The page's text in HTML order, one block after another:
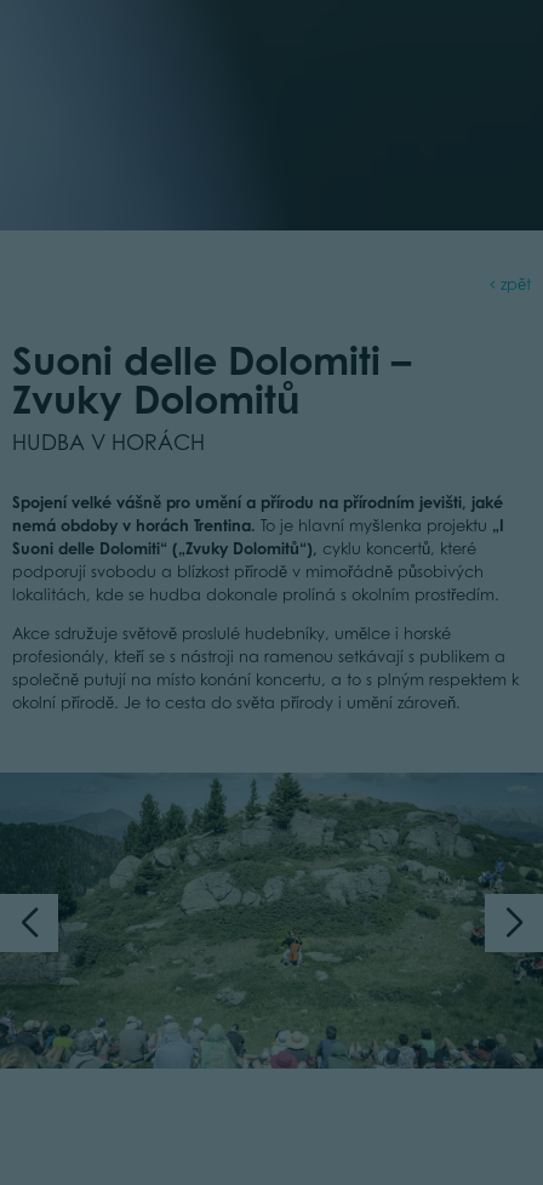
zpět
Suoni delle Dolomiti –
Zvuky Dolomitů
HUDBA V HORÁCH
Spojení velké vášně pro umění a přírodu na přírodním jevišti, jaké
nemá obdoby v horách Trentina. To je hlavní myšlenka projektu „I
Suoni delle Dolomiti“ („Zvuky Dolomitů“),
cyklu koncertů, které
podporují svobodu a blízkost přírodě v mimořádně působivých
lokalitách, kde se hudba dokonale prolíná s okolním prostředím.
Akce sdružuje světově proslulé hudebníky, umělce i horské
profesionály, kteří se s nástroji na ramenou setkávají s publikem a
společně putují na místo konání koncertu, a to s plným respektem k
okolní přírodě. Je to cesta do světa přírody i umění zároveň.